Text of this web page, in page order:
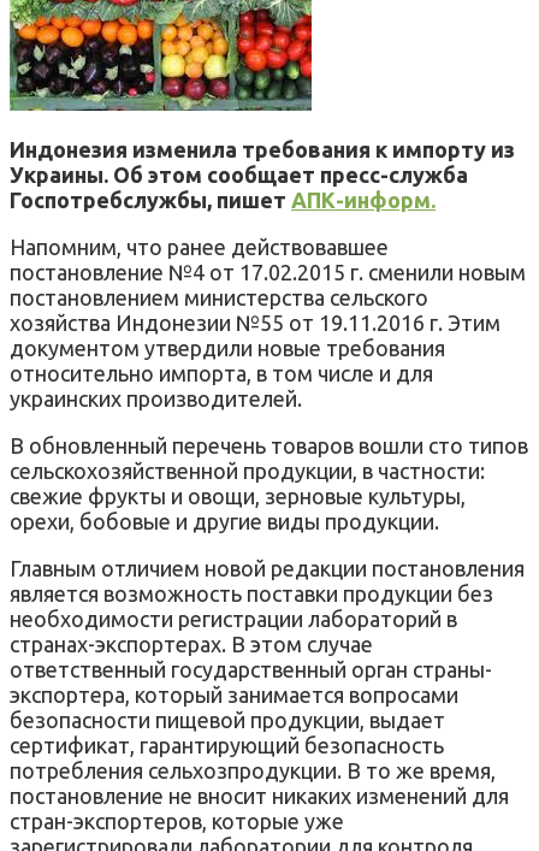
Индонезия изменила требования к импорту из
Украины. Об этом сообщает пресс-служба
Госпотребслужбы, пишет АПК-информ.
Напомним, что ранее действовавшее
постановление №4 от 17.02.2015 г. сменили новым
постановлением министерства сельского
хозяйства Индонезии №55 от 19.11.2016 г. Этим
документом утвердили новые требования
относительно импорта, в том числе и для
украинских производителей.
В обновленный перечень товаров вошли сто типов
сельскохозяйственной продукции, в частности:
свежие фрукты и овощи, зерновые культуры,
орехи, бобовые и другие виды продукции.
Главным отличием новой редакции постановления
является возможность поставки продукции без
необходимости регистрации лабораторий в
странах-экспортерах. В этом случае
ответственный государственный орган страны-
экспортера, который занимается вопросами
безопасности пищевой продукции, выдает
сертификат, гарантирующий безопасность
потребления сельхозпродукции. В то же время,
постановление не вносит никаких изменений для
стран-экспортеров, которые уже
зарегистрировали лаборатории для контроля